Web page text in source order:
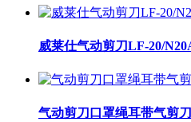
威莱仕气动剪刀LF-20/
气动剪刀口罩绳耳带气剪